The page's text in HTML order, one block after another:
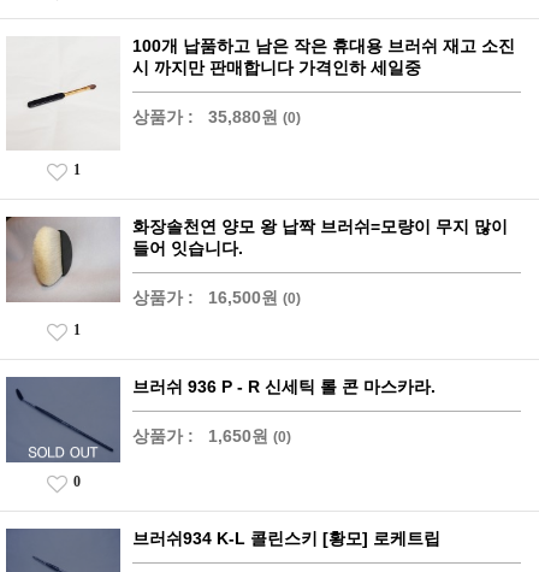
100개 납품하고 남은 작은 휴대용 브러쉬 재고 소진
시 까지만 판매합니다 가격인하 세일중
상품가 : 35,880원 (0)
1
화장솔천연 양모 왕 납짝 브러쉬=모량이 무지 많이
들어 잇습니다.
상품가 : 16,500원 (0)
1
브러쉬 936 P - R 신세틱 롤 콘 마스카라.
상품가 : 1,650원 (0)
0
브러쉬934 K-L 콜린스키 [황모] 로케트립